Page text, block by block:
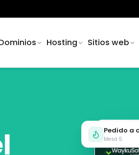
Hosting Sitios web
Pedido a
Mesa 5